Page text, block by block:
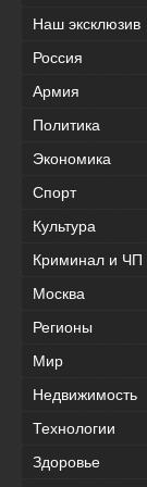
Наш эксклюзив
Россия
Армия
Политика
Экономика
Спорт
Культура
Криминал и ЧП
Москва
Регионы
Мир
Недвижимость
Технологии
Здоровье